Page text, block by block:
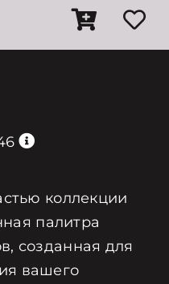
коллекции
палитра
созданная для
вашего